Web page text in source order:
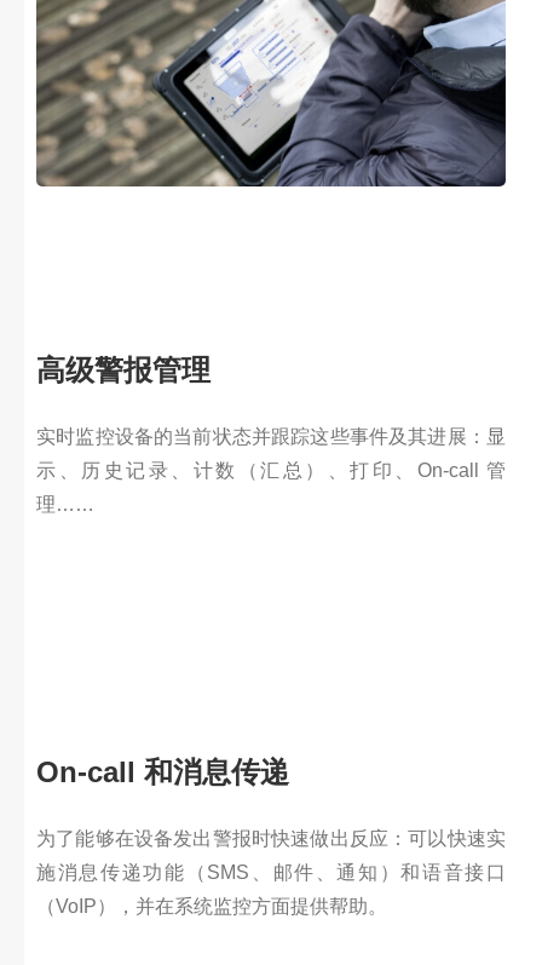
高级警报管理
实时监控设备的当前状态并跟踪这些事件及其进展：显
示、历史记录、计数（汇总）、打印、On-call 管
理……
On-call 和消息传递
为了能够在设备发出警报时快速做出反应：可以快速实
施消息传递功能（SMS、邮件、通知）和语音接口
（VoIP），并在系统监控方面提供帮助。